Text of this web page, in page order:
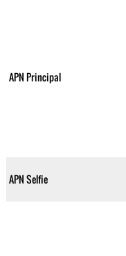
APN Principal
APN Selfie